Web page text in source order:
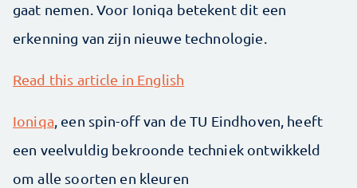
gaat nemen. Voor Ioniqa betekent dit een
erkenning van zijn nieuwe technologie.
Read this article in English
Ioniqa, een spin-off van de TU Eindhoven, heeft
een veelvuldig bekroonde techniek ontwikkeld
om alle soorten en kleuren